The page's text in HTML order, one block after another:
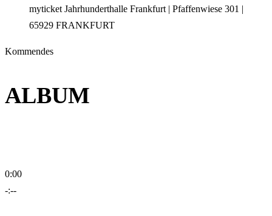
myticket Jahrhunderthalle Frankfurt | Pfaffenwiese 301 |
65929 FRANKFURT
Kommendes
ALBUM
0:00
-:--